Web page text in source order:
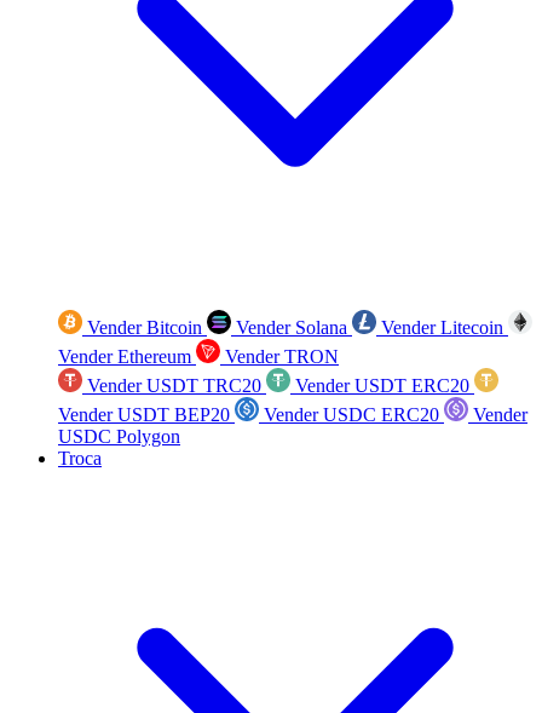
Vender Bitcoin Vender Solana
Vender Litecoin
Vender Ethereum
Vender TRON
Vender USDT TRC20
Vender USDT ERC20
Vender USDT BEP20
Vender USDC ERC20
Vender
USDC Polygon
Troca